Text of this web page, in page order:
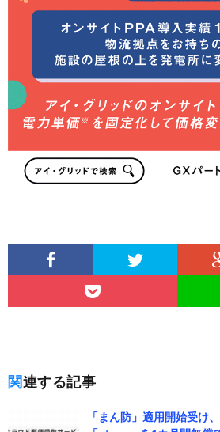
関連する記事
「まん防」適用開始受け